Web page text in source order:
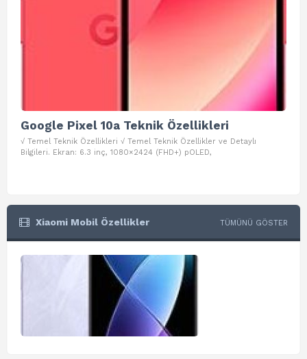
Google Pixel 10a Teknik Özellikleri
√ Temel Teknik Özellikleri √ Temel Teknik Özellikler ve Detaylı
Bilgileri. Ekran: 6.3 inç, 1080×2424 (FHD+) pOLED,
Xiaomi Mobil Özellikler TÜMÜNÜ GÖSTER